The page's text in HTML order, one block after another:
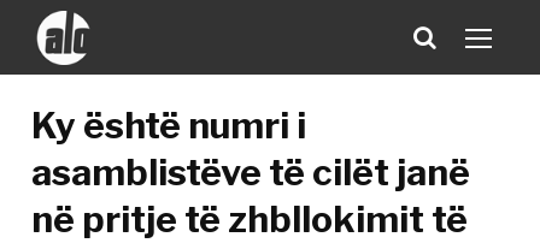
Ky është numri i
asamblistëve të cilët janë
në pritje të zhbllokimit të